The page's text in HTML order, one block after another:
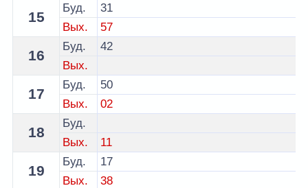
15
Буд.
31
Вых.
57
16
Буд.
42
Вых.
17
Буд.
50
Вых.
02
18
Буд.
Вых.
11
19
Буд.
17
Вых.
38